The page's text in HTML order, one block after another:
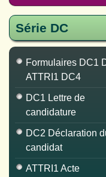
Série DC
Formulaires DC1
ATTRI1 DC4
DC1 Lettre de
candidature
DC2 Déclaration
candidat
ATTRI1 Acte